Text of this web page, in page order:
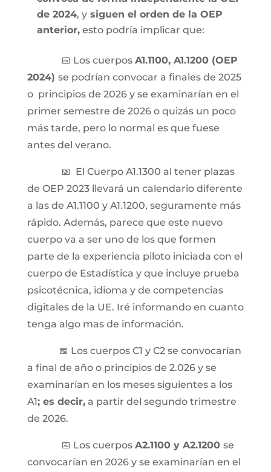
de 2024, ysiguen el orden de la OEP
anterior,esto podría implicar que:
📅 Los cuerpos A1.1100, A1.1200 (OEP
2024) se podrían convocar a finales de 2025
o principios de 2026 y se examinarían en el
primer semestre de 2026 o quizás un poco
más tarde, pero lo normal es que fuese
antes del verano.
📅 El Cuerpo A1.1300 al tener plazas
de OEP 2023 llevará un calendario diferente
a las de A1.1100 y A1.1200, seguramente más
rápido. Además, parece que este nuevo
cuerpo va a ser uno de los que formen
parte de la experiencia piloto iniciada con el
cuerpo de Estadística y que incluye prueba
psicotécnica, idioma y de competencias
digitales de la UE. Iré informando en cuanto
tenga algo mas de información.
📅 Los cuerpos C1 y C2 se convocarían
a final de año o principios de 2.026 y se
examinarían en los meses siguientes a los
A1; es decir,a partir del segundo trimestre
de 2026.
📅 Los cuerpos A2.1100 y A2.1200 se
convocarían en 2026 y se examinarían en el